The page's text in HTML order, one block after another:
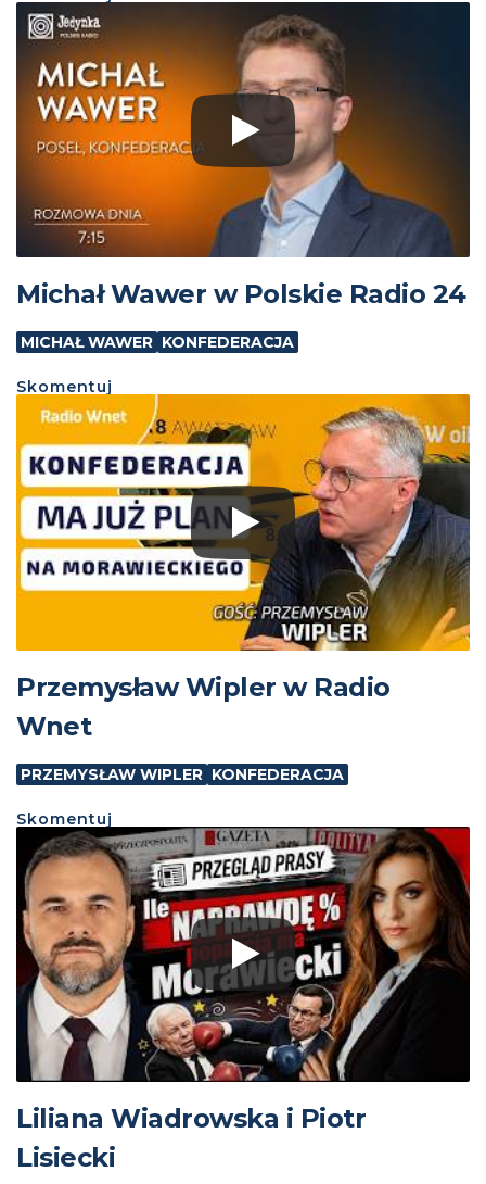
Michał Wawer w Polskie Radio 24
MICHAŁ WAWER KONFEDERACJA
Skomentuj
Przemysław Wipler w Radio
Wnet
PRZEMYSŁAW WIPLER KONFEDERACJA
Skomentuj
Liliana Wiadrowska i Piotr
Lisiecki